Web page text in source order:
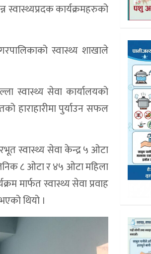
स्वास्थ्यप्रदक कार्यक्रमहरुको
स्वास्थ्य शाखाले
स्वास्थ्य सेवा कार्यालयको
हाराहारीमा पुर्याउन सफल
स्वास्थ्य सेवा केन्द्र ५ ओटा
८ ओटा र ४५ ओटा महिला
मार्फत स्वास्थ्य सेवा प्रवाह
थियो ।